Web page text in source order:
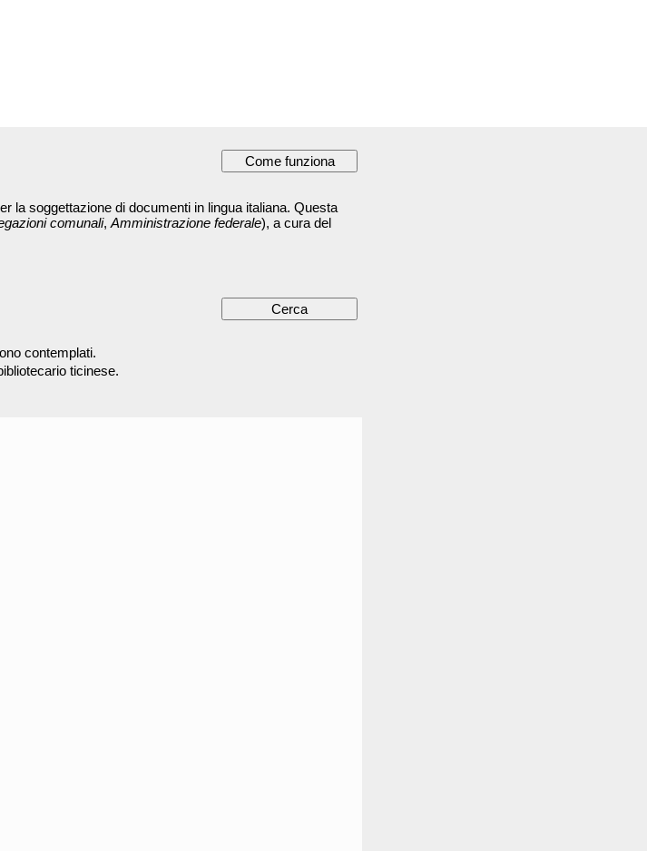
la soggettazione di documenti in lingua italiana. Questa
comunali, Amministrazione federale), a cura del
contemplati.
ticinese.